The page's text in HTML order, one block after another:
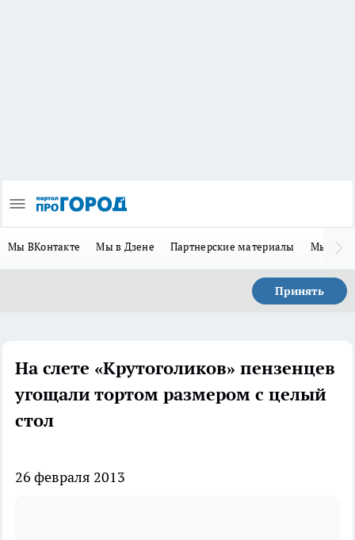
Мы ВКонтакте Мы в Дзене Партнерские материалы Мы в
Принять
На слете «Крутоголиков» пензенцев
угощали тортом размером с целый
стол
26 февраля 2013